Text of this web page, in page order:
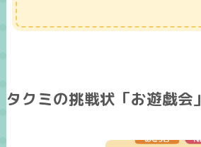
タクミの挑戦状「お遊戯会」